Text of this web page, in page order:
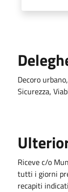
Decoro
Sicurezza,
Riceve c/o
tutti i giorni
recapiti